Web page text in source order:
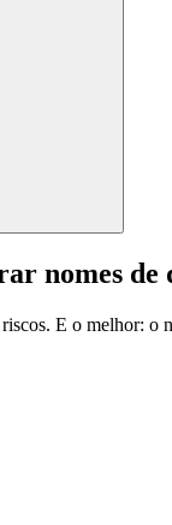
nomes de
E o melhor: o